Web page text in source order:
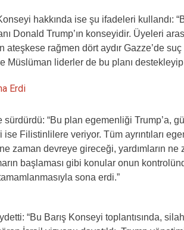
hakkında ise şu ifadeleri kullandı:
Donald Trump’ın konseyidir. Üyeleri
ateşkese rağmen dört aydır Gazze’de
Müslüman liderler de bu planı destekleyip
Erdi
“Bu plan egemenliği Trump’a,
Filistinlilere veriyor. Tüm ayrıntıları
zaman devreye gireceği, yardımların ne
başlaması gibi konular onun
sona erdi.”
“Bu Barış Konseyi toplantısında,